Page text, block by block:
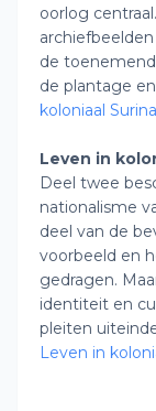
oorlog
de
de plantage
koloniaal
Leven in
Deel twee
nationalisme
deel van de
voorbeeld en
gedragen.
identiteit en
pleiten
Leven in